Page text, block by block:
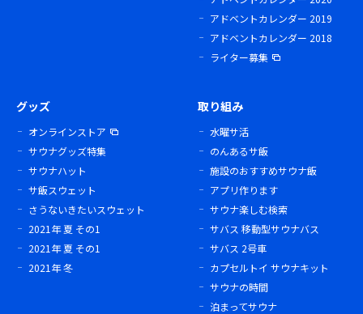
アドベントカレンダー 2019
アドベントカレンダー 2018
ライター募集
グッズ
オンラインストア
サウナグッズ特集
サウナハット
サ飯スウェット
さうないきたいスウェット
2021年 夏 その1
2021年 夏 その1
2021年 冬
取り組み
水曜サ活
のんあるサ飯
施設のおすすめサウナ飯
アプリ作ります
サウナ楽しむ検索
サバス 移動型サウナバス
サバス 2号車
カプセルトイ サウナキット
サウナの時間
泊まってサウナ